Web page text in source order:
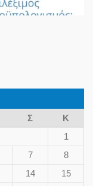
Σ
Κ
1
7
8
14
15